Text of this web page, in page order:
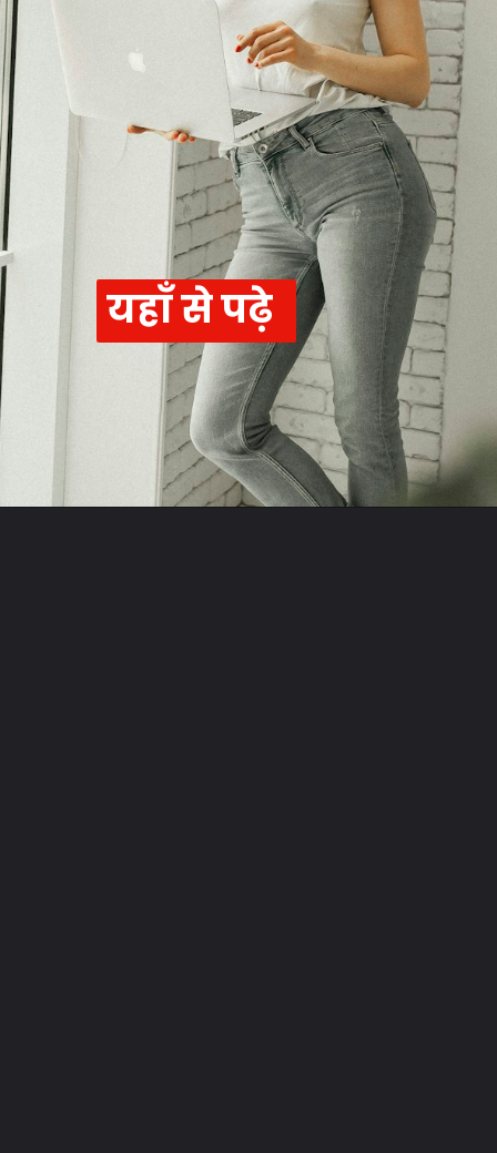
यहाँ से पढ़े